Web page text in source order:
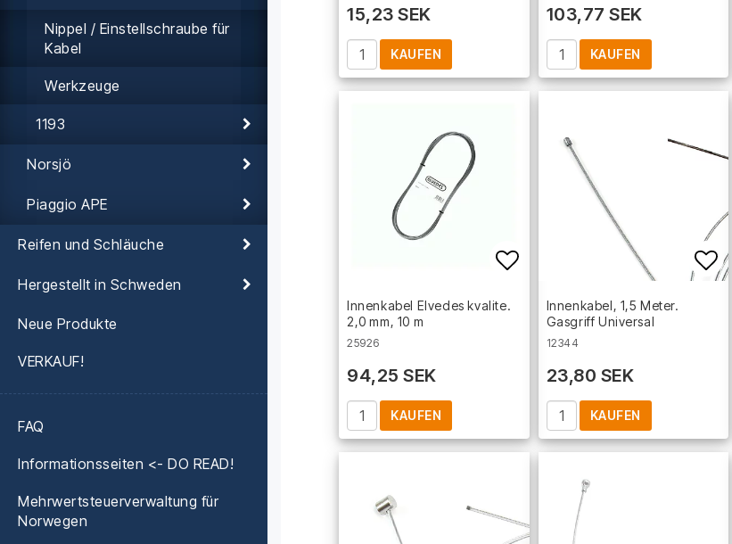
Nippel / Einstellschraube für
Kabel
Werkzeuge
1193
Norsjö
Piaggio APE
Reifen und Schläuche
Hergestellt in Schweden
Neue Produkte
VERKAUF!
FAQ
Informationsseiten <- DO READ!
Mehrwertsteuerverwaltung für
Norwegen
15,23 SEK
KAUFEN
103,77 SEK
KAUFEN
Add to list of favorites
Innenkabel Elvedes kvalite.
2,0 mm, 10 m
25926
94,25 SEK
KAUFEN
Innenkabel, 1,5 Meter.
Gasgriff Universal
12344
23,80 SEK
KAUFEN